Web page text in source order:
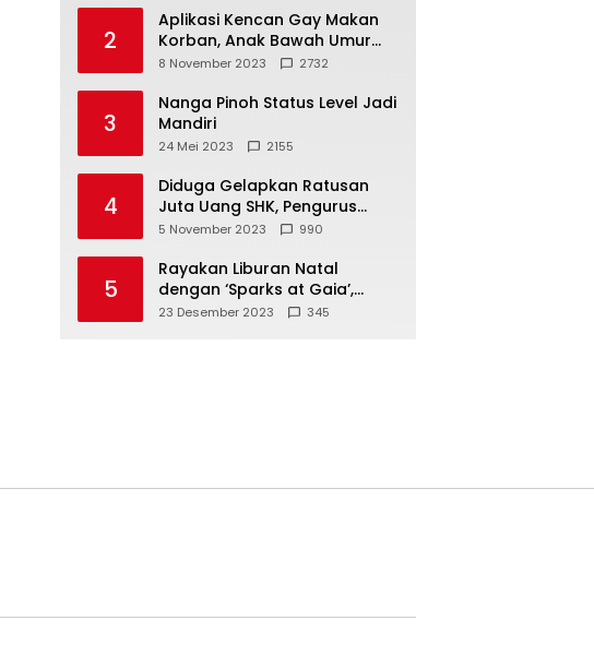
2
Aplikasi Kencan Gay Makan
Korban, Anak Bawah Umur
Jadi Korban Persetubuhan
8 November 2023 2732
3
Nanga Pinoh Status Level Jadi
Mandiri
24 Mei 2023 2155
4
Diduga Gelapkan Ratusan
Juta Uang SHK, Pengurus
Koperasi SUB Dilaporkan ke
5 November 2023 990
5
Rayakan Liburan Natal
dengan ‘Sparks at Gaia’,
Sajikan Tempat Foto Estetik
23 Desember 2023 345